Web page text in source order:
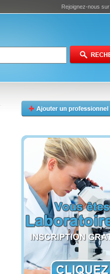
Rejoignez-nous sur